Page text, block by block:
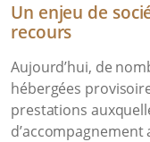
Un enjeu de
recours
Aujourd’hui, de
hébergées
prestations